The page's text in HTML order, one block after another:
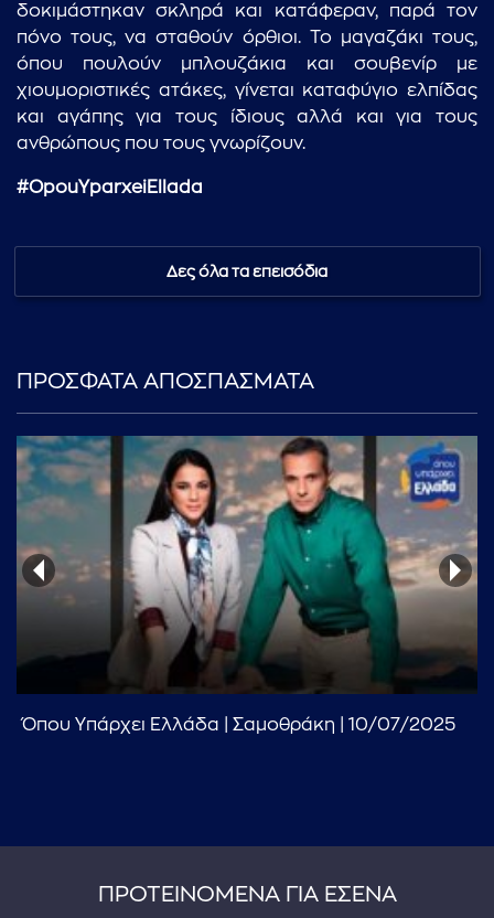
...πληκτρολογήστε κείμενο προς αναζήτηση
δοκιμάστηκαν σκληρά και κατάφεραν, παρά τον
πόνο τους, να σταθούν όρθιοι. Το μαγαζάκι τους,
όπου πουλούν μπλουζάκια και σουβενίρ με
χιουμοριστικές ατάκες, γίνεται καταφύγιο ελπίδας
και αγάπης για τους ίδιους αλλά και για τους
ανθρώπους που τους γνωρίζουν.
#OpouYparxeiEllada
Δες όλα τα επεισόδια
ΠΡΟΣΦΑΤΑ ΑΠΟΣΠΑΣΜΑΤΑ
Όπου Υπάρχει Ελλάδα | Σαμοθράκη | 10/07/2025
ΠΡΟΤΕΙΝΟΜΕΝΑ ΓΙΑ ΕΣΕΝΑ